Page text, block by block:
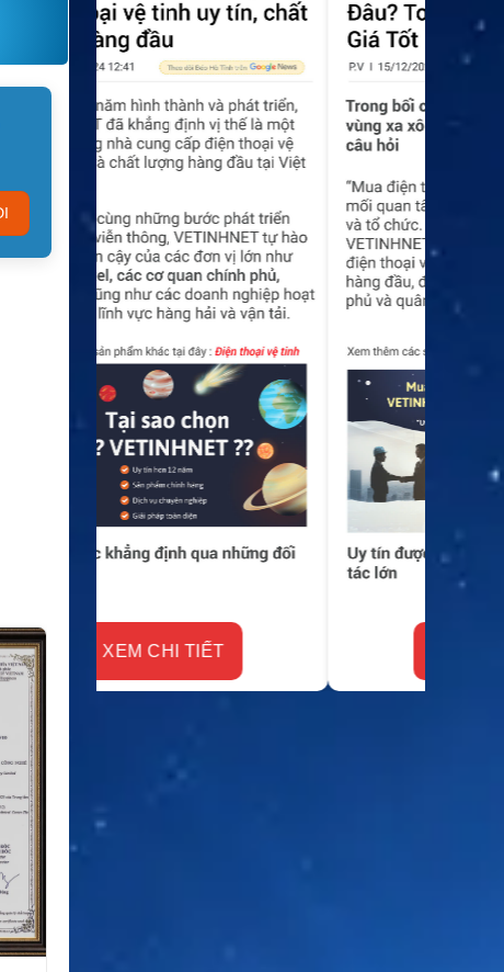
XEM CHI TIẾT